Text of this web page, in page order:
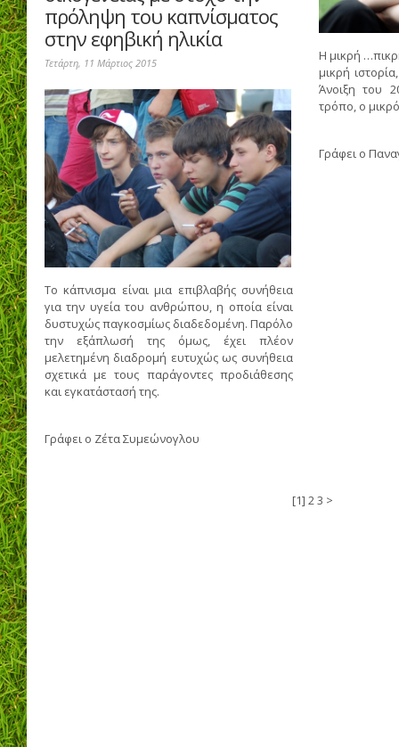
πρόληψη του καπνίσματος
στην εφηβική ηλικία
Τετάρτη, 11 Μάρτιος 2015
Το κάπνισμα είναι μια επιβλαβής συνήθεια
για την υγεία του ανθρώπου, η οποία είναι
δυστυχώς παγκοσμίως διαδεδομένη. Παρόλο
την εξάπλωσή της όμως, έχει πλέον
μελετημένη διαδρομή ευτυχώς ως συνήθεια
σχετικά με τους παράγοντες προδιάθεσης
και εγκατάστασή της.
Γράφει ο Ζέτα Συμεώνογλου
Η μικρή
μικρή
Άνοιξη του
τρόπο, ο
Γράφει ο
1 23 >